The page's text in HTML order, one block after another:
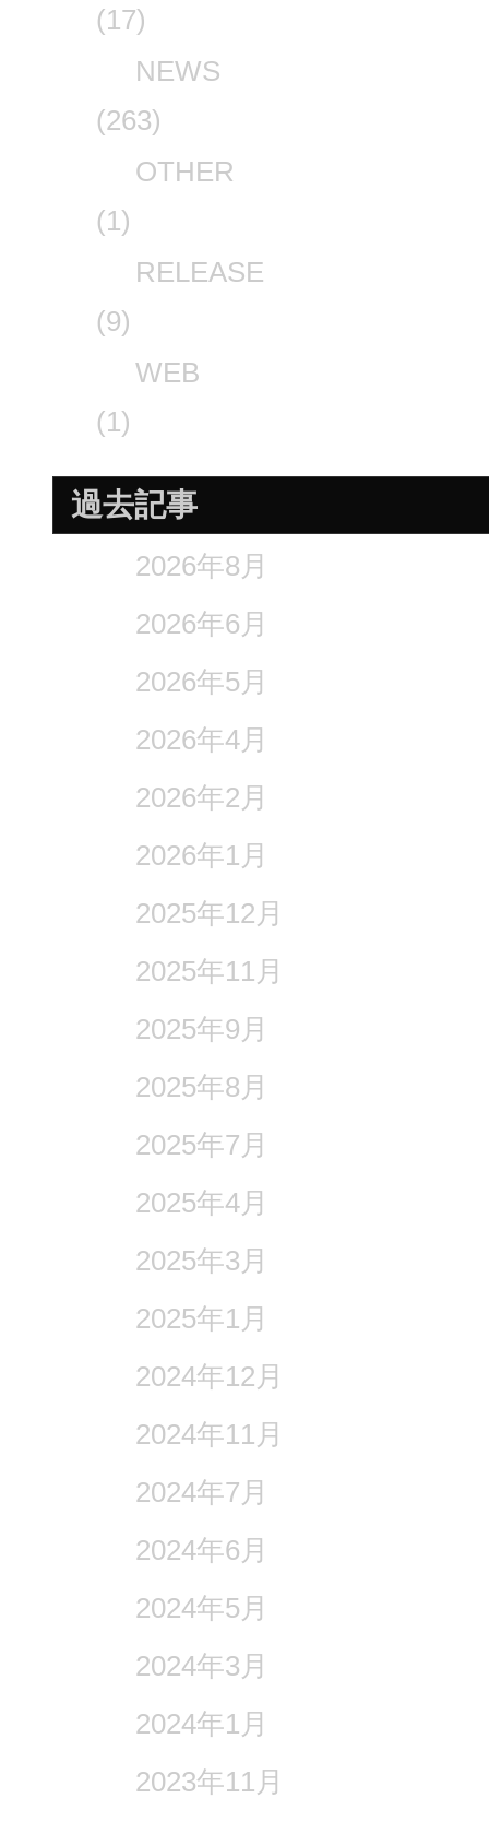
(17)
NEWS
(263)
OTHER
(1)
RELEASE
(9)
WEB
(1)
過去記事
2026年8月
2026年6月
2026年5月
2026年4月
2026年2月
2026年1月
2025年12月
2025年11月
2025年9月
2025年8月
2025年7月
2025年4月
2025年3月
2025年1月
2024年12月
2024年11月
2024年7月
2024年6月
2024年5月
2024年3月
2024年1月
2023年11月